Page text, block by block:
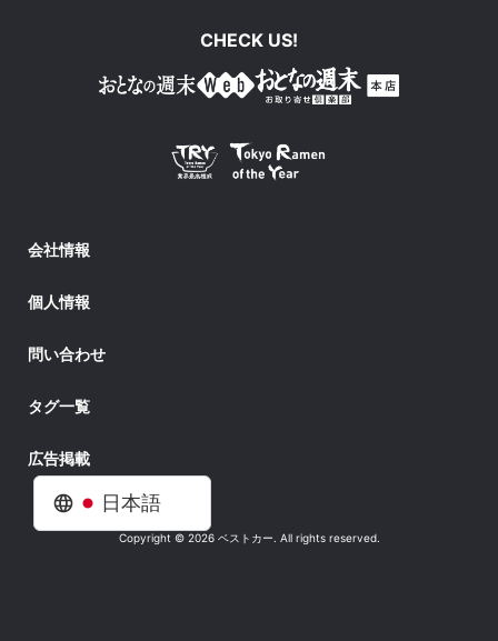
日本語
CHECK US!
会社情報
個人情報
問い合わせ
タグ一覧
広告掲載
Copyright © 2026 ベストカー. All rights reserved.